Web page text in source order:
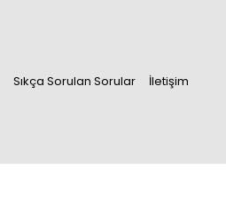
Sıkça Sorulan Sorular İletişim